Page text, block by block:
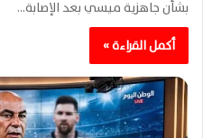
بشأن جاهزية ميسي بعد الإصابة…
أكمل القراءة »